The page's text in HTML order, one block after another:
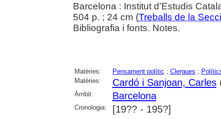
Barcelona : Institut d'Estudis
504 p. ; 24 cm (Treballs de la
Bibliografia i fonts. Notes.
Matèries: Pensament polític ; Clergues ;
Matèries:
Cardó i Sanjoan, Carles
Àmbit: Barcelona
Cronologia: [19?? - 195?]